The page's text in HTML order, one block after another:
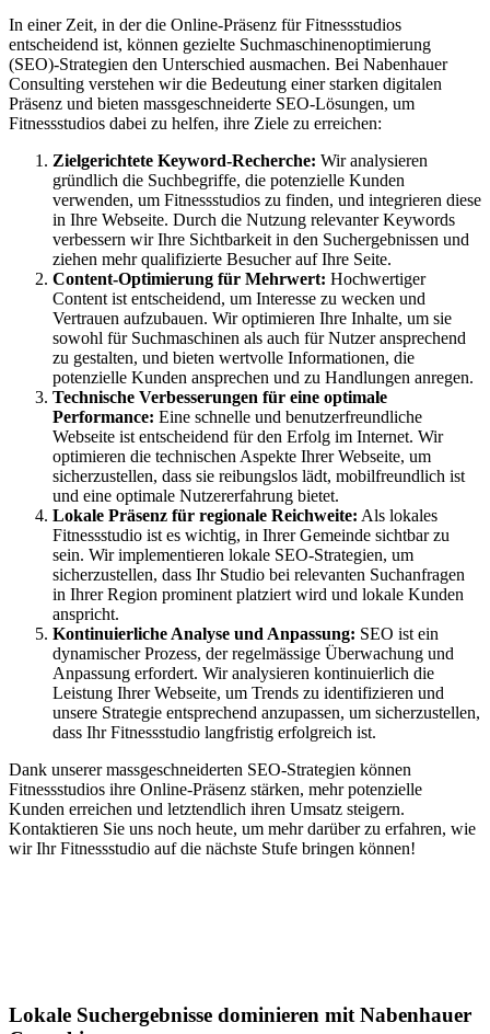
In einer Zeit, in der die Online-Präsenz für Fitnessstudios
entscheidend ist, können gezielte Suchmaschinenoptimierung
(SEO)-Strategien den Unterschied ausmachen. Bei Nabenhauer
Consulting verstehen wir die Bedeutung einer starken digitalen
Präsenz und bieten massgeschneiderte SEO-Lösungen, um
Fitnessstudios dabei zu helfen, ihre Ziele zu erreichen:
Zielgerichtete Keyword-Recherche: Wir analysieren
gründlich die Suchbegriffe, die potenzielle Kunden
verwenden, um Fitnessstudios zu finden, und integrieren diese
in Ihre Webseite. Durch die Nutzung relevanter Keywords
verbessern wir Ihre Sichtbarkeit in den Suchergebnissen und
ziehen mehr qualifizierte Besucher auf Ihre Seite.
Content-Optimierung für Mehrwert: Hochwertiger
Content ist entscheidend, um Interesse zu wecken und
Vertrauen aufzubauen. Wir optimieren Ihre Inhalte, um sie
sowohl für Suchmaschinen als auch für Nutzer ansprechend
zu gestalten, und bieten wertvolle Informationen, die
potenzielle Kunden ansprechen und zu Handlungen anregen.
Technische Verbesserungen für eine optimale
Performance: Eine schnelle und benutzerfreundliche
Webseite ist entscheidend für den Erfolg im Internet. Wir
optimieren die technischen Aspekte Ihrer Webseite, um
sicherzustellen, dass sie reibungslos lädt, mobilfreundlich ist
und eine optimale Nutzererfahrung bietet.
Lokale Präsenz für regionale Reichweite: Als lokales
Fitnessstudio ist es wichtig, in Ihrer Gemeinde sichtbar zu
sein. Wir implementieren lokale SEO-Strategien, um
sicherzustellen, dass Ihr Studio bei relevanten Suchanfragen
in Ihrer Region prominent platziert wird und lokale Kunden
anspricht.
Kontinuierliche Analyse und Anpassung: SEO ist ein
dynamischer Prozess, der regelmässige Überwachung und
Anpassung erfordert. Wir analysieren kontinuierlich die
Leistung Ihrer Webseite, um Trends zu identifizieren und
unsere Strategie entsprechend anzupassen, um sicherzustellen,
dass Ihr Fitnessstudio langfristig erfolgreich ist.
Dank unserer massgeschneiderten SEO-Strategien können
Fitnessstudios ihre Online-Präsenz stärken, mehr potenzielle
Kunden erreichen und letztendlich ihren Umsatz steigern.
Kontaktieren Sie uns noch heute, um mehr darüber zu erfahren, wie
wir Ihr Fitnessstudio auf die nächste Stufe bringen können!
Lokale Suchergebnisse dominieren mit Nabenhauer